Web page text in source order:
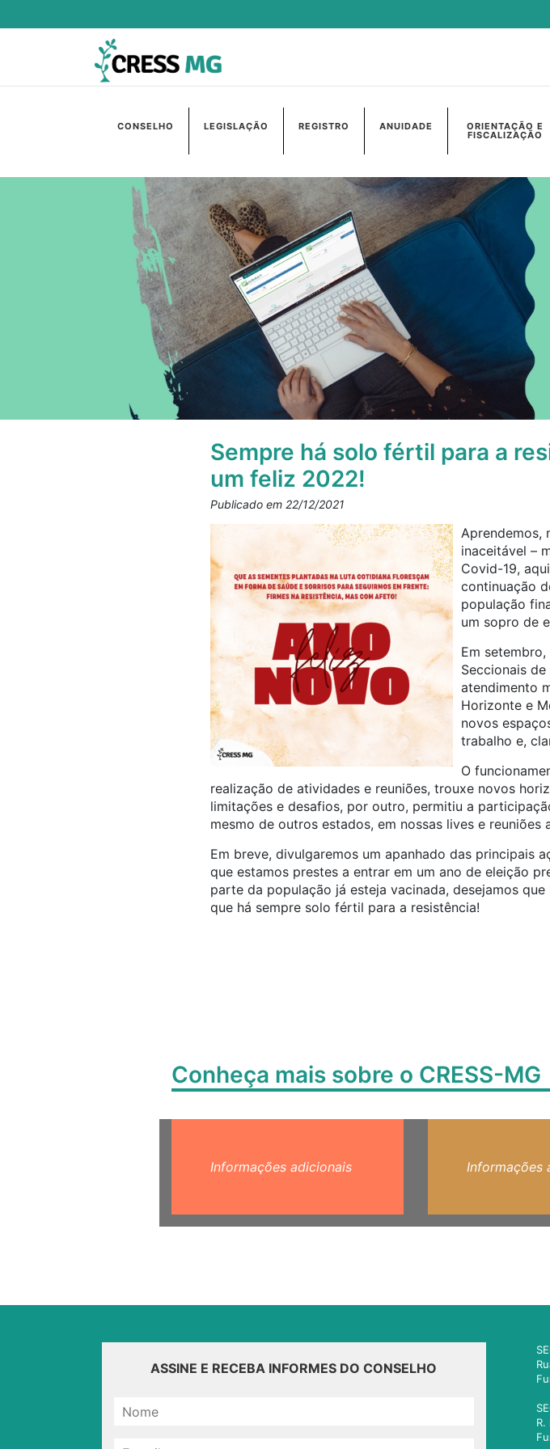
CONSELHO LEGISLAÇÃO REGISTRO ANUIDADE ORIENTAÇÃO E
FISCALIZAÇÃO
Sempre há solo fértil para a
um feliz 2022!
Publicado em 22/12/2021
Aprendemos,
inaceitável –
Covid-19,
continuação
população
um sopro de
Em
Seccionais
atendimento
Horizonte e
novos
trabalho e,
O
realização de atividades e reuniões, trouxe novos
limitações e desafios, por outro, permitiu a
mesmo de outros estados, em nossas lives e
Em breve, divulgaremos um apanhado das principais
que estamos prestes a entrar em um ano de eleição
parte da população já esteja vacinada, desejamos
que há sempre solo fértil para a resistência!
Conheça mais sobre o CRESS-MG
Informações adicionais Informações
ASSINE E RECEBA INFORMES DO CONSELHO